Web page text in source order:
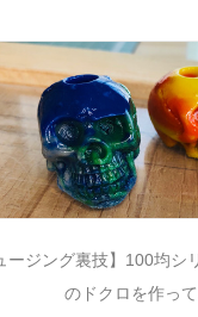
ージング裏技】100均シ
のドクロを作っ